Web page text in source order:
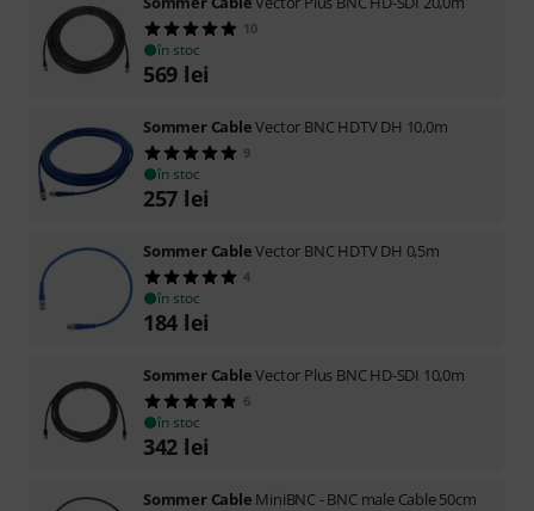
10
în stoc
569 lei
Sommer CableVector BNC HDTV DH 10,0m
9
în stoc
257 lei
Sommer CableVector BNC HDTV DH 0,5m
4
în stoc
184 lei
Sommer CableVector Plus BNC HD-SDI 10,0m
6
în stoc
342 lei
Sommer Cable MiniBNC - BNC male Cable 50cm